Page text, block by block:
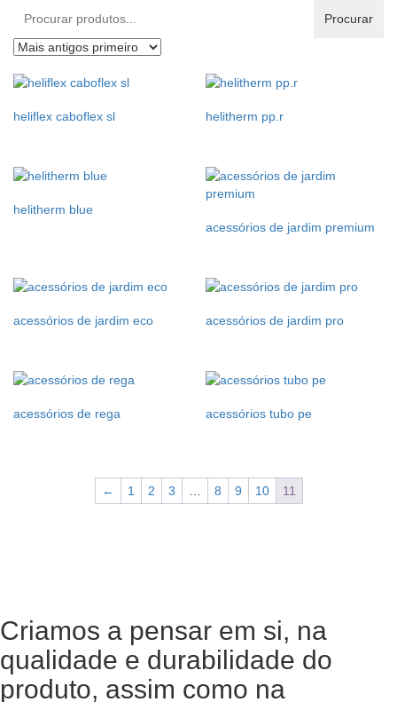
Procurar
produtos:
Procurar
heliflex caboflex sl helitherm pp.r
helitherm blue
acessórios de jardim premium
acessórios de jardim eco acessórios de jardim pro
acessórios de rega acessórios tubo pe
← 1 2 3 8 9 10 11
Criamos a pensar em si, na
qualidade e durabilidade do
produto, assim como na